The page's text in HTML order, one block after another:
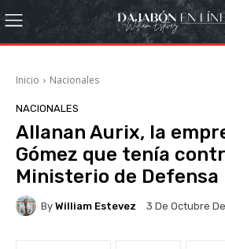
Inicio Nacionales
NACIONALES
Allanan Aurix, la
Gómez que tenía
Ministerio de Defensa
By William Estevez 3 De Octubre